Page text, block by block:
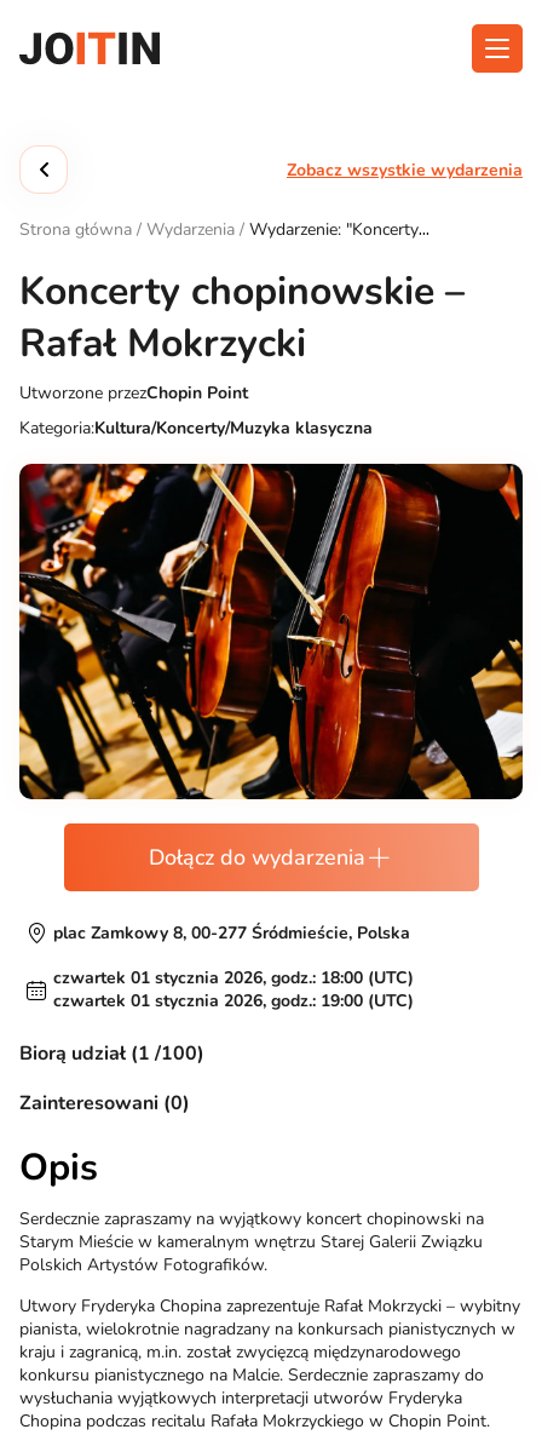
treści
Funkcjonalność
Kontakt
Pobierz aplikację:
Zobacz wszystkie wydarzenia
Strona główna / Wydarzenia / Wydarzenie: "Koncerty
Koncerty chopinowskie –
Rafał Mokrzycki
Utworzone przezChopin Point
Kategoria:Kultura/Koncerty/Muzyka klasyczna
Dołącz do wydarzenia
plac Zamkowy 8, 00-277 Śródmieście, Polska
czwartek 01 stycznia 2026, godz.: 18:00 (UTC)
czwartek 01 stycznia 2026, godz.: 19:00 (UTC)
Biorą udział (1 /100)
Zainteresowani (0)
Opis
Serdecznie zapraszamy na wyjątkowy koncert chopinowski na
Starym Mieście w kameralnym wnętrzu Starej Galerii Związku
Polskich Artystów Fotografików.
Utwory Fryderyka Chopina zaprezentuje Rafał Mokrzycki – wybitny
pianista, wielokrotnie nagradzany na konkursach pianistycznych w
kraju i zagranicą, m.in. został zwycięzcą międzynarodowego
konkursu pianistycznego na Malcie. Serdecznie zapraszamy do
wysłuchania wyjątkowych interpretacji utworów Fryderyka
Chopina podczas recitalu Rafała Mokrzyckiego w Chopin Point.